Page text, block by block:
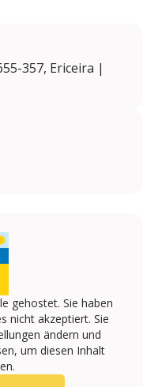
357, Ericeira |
gehostet. Sie haben
nicht akzeptiert. Sie
ändern und
um diesen Inhalt